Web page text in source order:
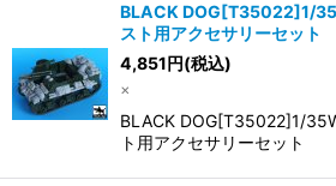
BLACK DOG[T35022]1/
スト用アクセサリーセット
4,851円(税込)
×
BLACK DOG[T35022]1/
ト用アクセサリーセット